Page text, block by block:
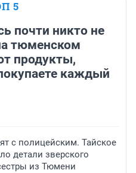
5
почти никто не
тюменском
продукты,
каждый
с полицейским. Тайское
детали зверского
из Тюмени